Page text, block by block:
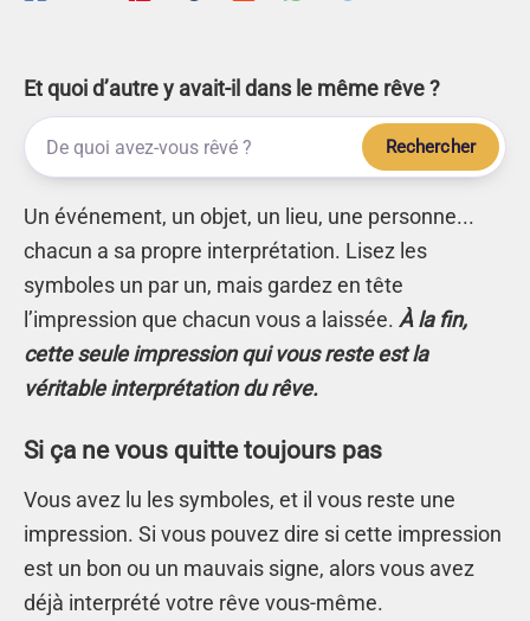
Et quoi d’autre y avait-il dans le même rêve ?
Rechercher
Un événement, un objet, un lieu, une personne...
chacun a sa propre interprétation. Lisez les
symboles un par un, mais gardez en tête
l’impression que chacun vous a laissée. À la fin,
cette seule impression qui vous reste est la
véritable interprétation du rêve.
Si ça ne vous quitte toujours pas
Vous avez lu les symboles, et il vous reste une
impression. Si vous pouvez dire si cette impression
est un bon ou un mauvais signe, alors vous avez
déjà interprété votre rêve vous-même.